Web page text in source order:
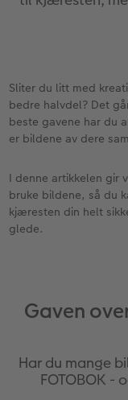
Art
Sliter du litt med
bedre halvdel? Det
beste gavene har du
er bildene av dere
I denne artikkelen gir
bruke bildene, så du
kjæresten din helt
glede.
Gaven
Har du mange
FOTOBOK -